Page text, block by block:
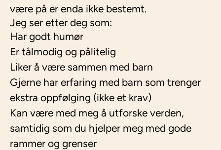
være på er enda ikke bestemt.
Jeg ser etter deg som:
Har godt humør
Er tålmodig og pålitelig
Liker å være sammen med barn
Gjerne har erfaring med barn som trenger
ekstra oppfølging (ikke et krav)
Kan være med meg å utforske verden,
samtidig som du hjelper meg med gode
rammer og grenser